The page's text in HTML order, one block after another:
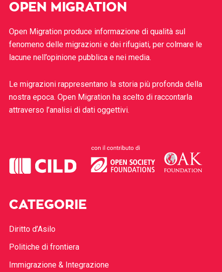
OPEN MIGRATION
Open Migration produce informazione di qualità sul
fenomeno delle migrazioni e dei rifugiati, per colmare le
lacune nell’opinione pubblica e nei media.
Le migrazioni rappresentano la storia più profonda della
nostra epoca. Open Migration ha scelto di raccontarla
attraverso l’analisi di dati oggettivi.
CATEGORIE
Diritto d’Asilo
Politiche di frontiera
Immigrazione & Integrazione